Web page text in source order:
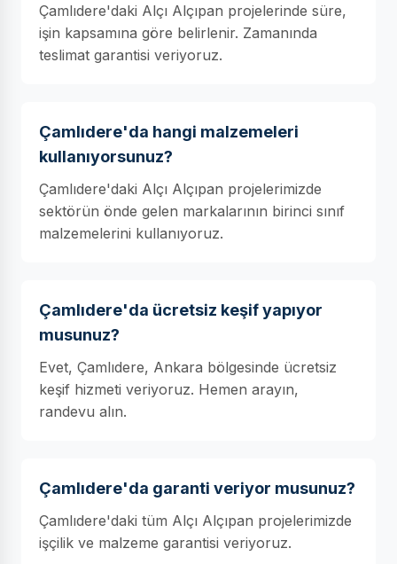
Çamlıdere'daki Alçı Alçıpan projelerinde süre,
işin kapsamına göre belirlenir. Zamanında
teslimat garantisi veriyoruz.
Çamlıdere'da hangi malzemeleri
kullanıyorsunuz?
Çamlıdere'daki Alçı Alçıpan projelerimizde
sektörün önde gelen markalarının birinci sınıf
malzemelerini kullanıyoruz.
Çamlıdere'da ücretsiz keşif yapıyor
musunuz?
Evet, Çamlıdere, Ankara bölgesinde ücretsiz
keşif hizmeti veriyoruz. Hemen arayın,
randevu alın.
Çamlıdere'da garanti veriyor musunuz?
Çamlıdere'daki tüm Alçı Alçıpan projelerimizde
işçilik ve malzeme garantisi veriyoruz.